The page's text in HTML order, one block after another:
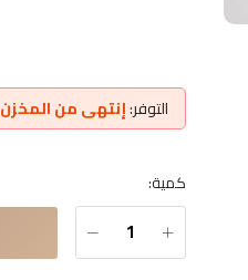
التوفر:إنتهى من المخزن
كمية: